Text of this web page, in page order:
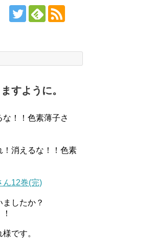
すように。
な！！色素薄子さ
！消えるな！！色素
したか？
です。